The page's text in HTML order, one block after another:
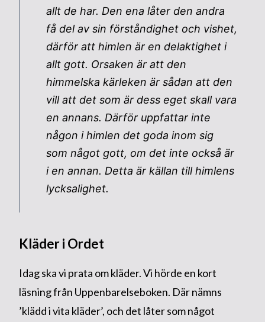
allt de har. Den ena låter den andra
få del av sin förståndighet och vishet,
därför att himlen är en delaktighet i
allt gott. Orsaken är att den
himmelska kärleken är sådan att den
vill att det som är dess eget skall vara
en annans. Därför uppfattar inte
någon i himlen det goda inom sig
som något gott, om det inte också är
i en annan. Detta är källan till himlens
lycksalighet.
Kläder i Ordet
Idag ska vi prata om kläder. Vi hörde en kort
läsning från Uppenbarelseboken. Där nämns
’klädd i vita kläder’, och det låter som något